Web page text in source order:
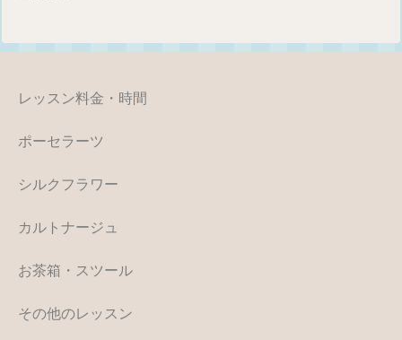
レッスン料金・時間
ポーセラーツ
シルクフラワー
カルトナージュ
お茶箱・スツール
その他のレッスン